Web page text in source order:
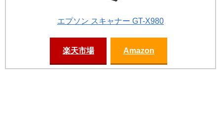
エプソン スキャナー GT-X980
楽天市場 Amazon